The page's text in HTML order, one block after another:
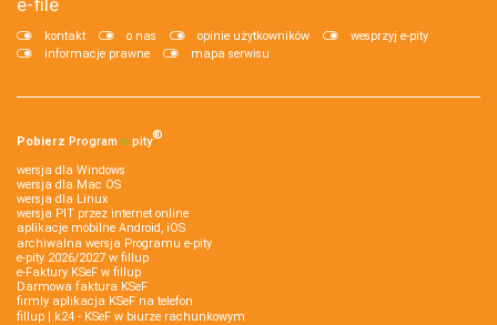
kontakt o nas opinie użytkowników
wesprzyj e-pity
informacje prawne
mapa serwisu
Pobierz Program e‑pity®
wersja dla Windows
wersja dla Mac OS
wersja dla Linux
wersja PIT przez internet online
aplikacje mobilne Android, iOS
archiwalna wersja Programu e-pity
e-pity 2026/2027 w fillup
e‑Faktury KSeF w fillup
Darmowa faktura KSeF
firmly aplikacja KSeF na telefon
fillup | k24 - KSeF w biurze rachunkowym